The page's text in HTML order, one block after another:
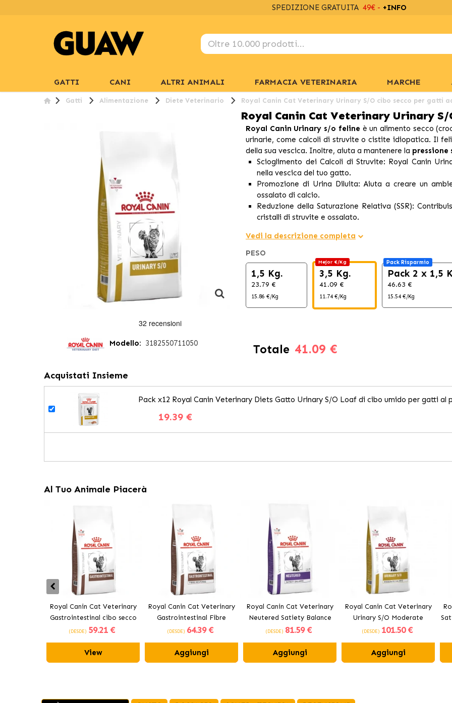
SPEDIZIONE GRATUITA 49€ - +INFO
GATTI CANI ALTRI ANIMALI FARMACIA VETERINARIA MARCHE
Gatti Alimentazione Diete Veterinario Royal Canin Cat Veterinary Urinary S/O cibo secco per gatti
Royal Canin Cat Veterinary Urinary
Modello: 3182550711050
Royal Canin Urinary s/o feline è un alimento secco
urinarie, come calcoli di struvite o cistite idiopatica. Il
della sua vescica. Inoltre, aiuta a mantenere la
Scioglimento dei Calcoli di Struvite: Royal Canin
nella vescica del tuo gatto.
Promozione di Urina Diluita: Aiuta a creare un
ossalato di calcio.
Reduzione della Saturazione Relativa (SSR):
cristalli di struvite e ossalato.
Vedi la descrizione completa
PESO
1,5 Kg.
23.79 €
15.86 €/Kg
Mejor €/Kg
3,5 Kg.
41.09 €
11.74 €/Kg
Pack Risparmio
Pack 2 x 1,5
46.63 €
15.54 €/Kg
Totale 41.09 €
Acquistati Insieme
Pack x12 Royal Canin Veterinary Diets Gatto Urinary S/O Loaf di cibo umido per gatti al
19.39 €
Al Tuo Animale Piacerà
Royal Canin Cat Veterinary
Gastrointestinal cibo secco
per gatti adulti
(DESDE) 59.21 €
View
Royal Canin Cat Veterinary
Gastrointestinal Fibre
Response cibo secco per
(DESDE) 64.39 €
Aggiungi
Royal Canin Cat Veterinary
Neutered Satiety Balance
cibo secco per gatti adulti
(DESDE) 81.59 €
Aggiungi
Royal Canin Cat Veterinary
Urinary S/O Moderate
Calorie cibo secco per gatti
(DESDE) 101.50 €
Aggiungi